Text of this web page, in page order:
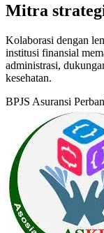
Mitra
Kolaborasi dengan
institusi finansial
administrasi,
kesehatan.
BPJS Asuransi